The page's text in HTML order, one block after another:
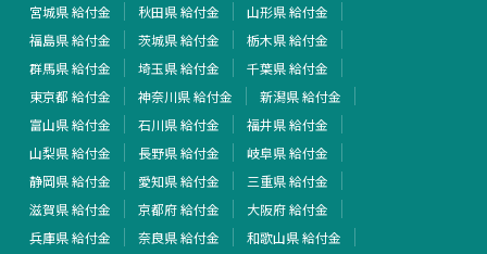
宮城県 給付金
秋田県 給付金
山形県 給付金
福島県 給付金
茨城県 給付金
栃木県 給付金
群馬県 給付金
埼玉県 給付金
千葉県 給付金
東京都 給付金
神奈川県 給付金
新潟県 給付金
富山県 給付金
石川県 給付金
福井県 給付金
山梨県 給付金
長野県 給付金
岐阜県 給付金
静岡県 給付金
愛知県 給付金
三重県 給付金
滋賀県 給付金
京都府 給付金
大阪府 給付金
兵庫県 給付金
奈良県 給付金
和歌山県 給付金